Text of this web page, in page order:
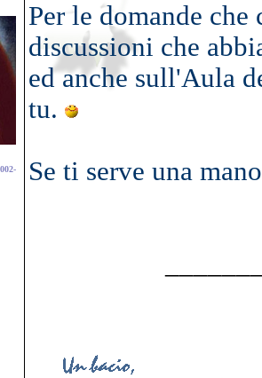
Per le domande
discussioni che
ed anche sull'Aula
tu.
Se ti serve una